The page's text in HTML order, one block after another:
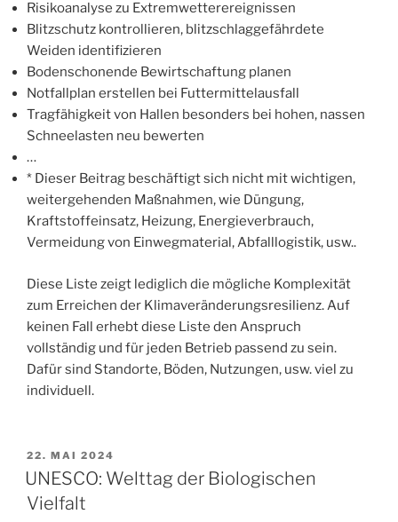
Risikoanalyse zu Extremwetterereignissen
Blitzschutz kontrollieren, blitzschlaggefährdete
Weiden identifizieren
Bodenschonende Bewirtschaftung planen
Notfallplan erstellen bei Futtermittelausfall
Tragfähigkeit von Hallen besonders bei hohen, nassen
Schneelasten neu bewerten
…
* Dieser Beitrag beschäftigt sich nicht mit wichtigen,
weitergehenden Maßnahmen, wie Düngung,
Kraftstoffeinsatz, Heizung, Energieverbrauch,
Vermeidung von Einwegmaterial, Abfalllogistik, usw..
Diese Liste zeigt lediglich die mögliche Komplexität
zum Erreichen der Klimaveränderungsresilienz. Auf
keinen Fall erhebt diese Liste den Anspruch
vollständig und für jeden Betrieb passend zu sein.
Dafür sind Standorte, Böden, Nutzungen, usw. viel zu
individuell.
VERÖFFENTLICHT
AM
22. MAI 2024
UNESCO: Welttag der Biologischen
Vielfalt